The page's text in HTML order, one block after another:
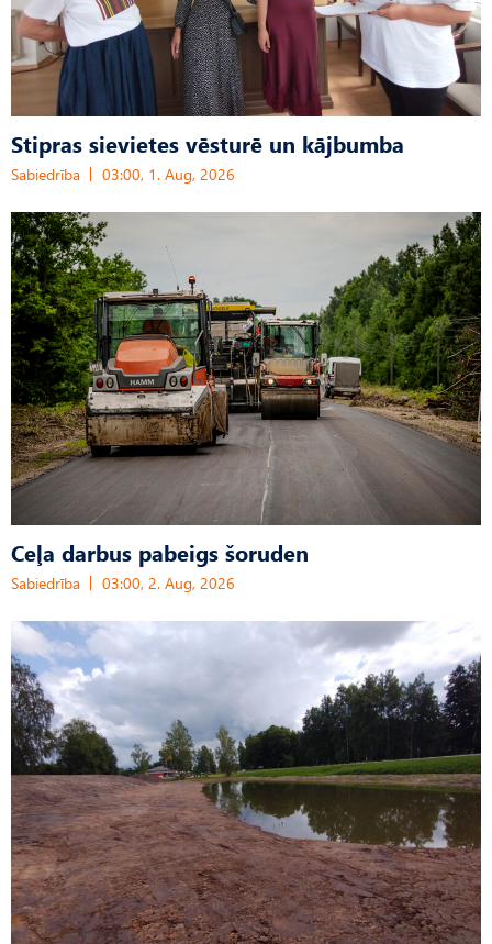
Stipras sievietes vēsturē un kājbumba
Sabiedrība 03:00, 1. Aug, 2026
Ceļa darbus pabeigs šoruden
Sabiedrība 03:00, 2. Aug, 2026